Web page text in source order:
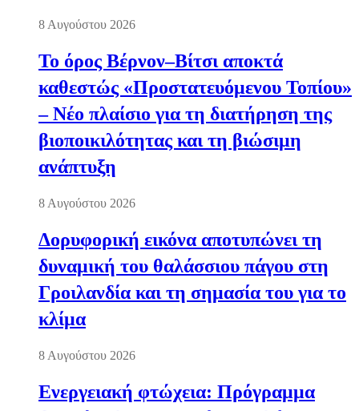
8 Αυγούστου 2026
Το όρος Βέρνον–Βίτσι αποκτά
καθεστώς «Προστατευόμενου Τοπίου»
– Νέο πλαίσιο για τη διατήρηση της
βιοποικιλότητας και τη βιώσιμη
ανάπτυξη
8 Αυγούστου 2026
Δορυφορική εικόνα αποτυπώνει τη
δυναμική του θαλάσσιου πάγου στη
Γροιλανδία και τη σημασία του για το
κλίμα
8 Αυγούστου 2026
Ενεργειακή φτώχεια: Πρόγραμμα